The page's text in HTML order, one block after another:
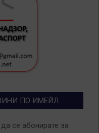
ПО ИМЕЙЛ
се абонирате за